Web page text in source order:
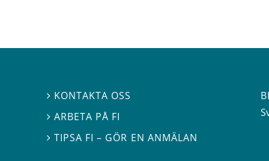
 KONTAKTA OSS
 ARBETA PÅ FI
TIPSA FI – GÖR EN ANMÄLAN